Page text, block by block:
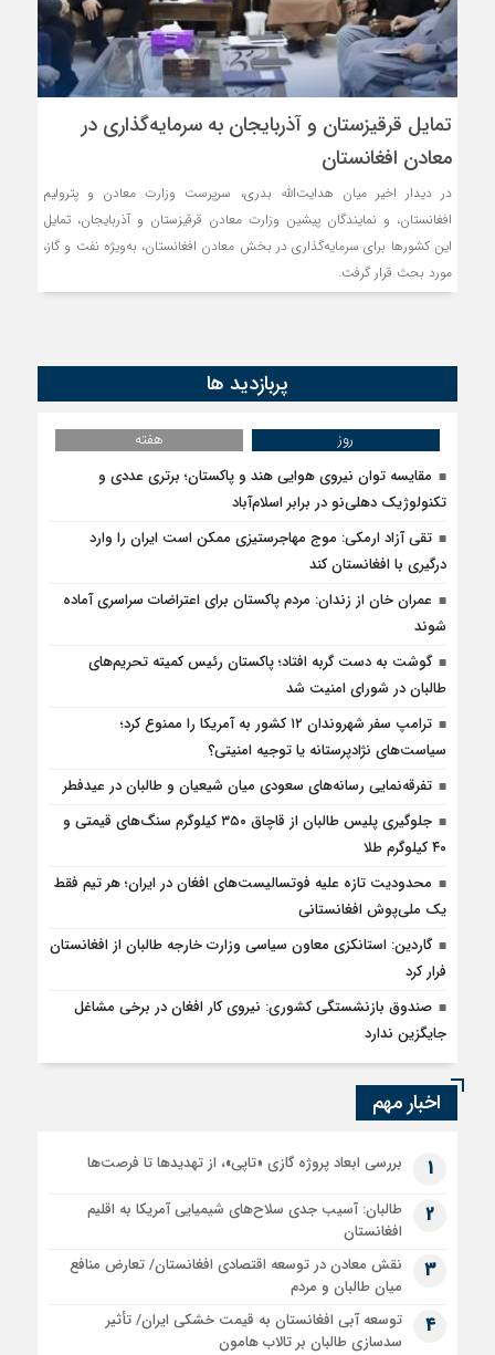
تمایل قرقیزستان و آذربایجان به سرمایه‌گذاری در
معادن افغانستان
در دیدار اخیر میان هدایت‌الله بدری، سرپرست وزارت معادن و پترولیم
افغانستان، و نمایندگان پیشین وزارت معادن قرقیزستان و آذربایجان، تمایل
این کشورها برای سرمایه‌گذاری در بخش معادن افغانستان، به‌ویژه نفت و گاز،
مورد بحث قرار گرفت.
پربازدید ها
روز
هفته
مقایسه توان نیروی هوایی هند و پاکستان؛ برتری عددی و
تکنولوژیک دهلی‌نو در برابر اسلام‌آباد
تقی آزاد ارمکی: موج مهاجرستیزی ممکن است ایران را وارد
درگیری با افغانستان کند
عمران خان از زندان: مردم پاکستان برای اعتراضات سراسری آماده
شوند
گوشت به دست گربه افتاد؛ پاکستان رئیس کمیته تحریم‌های
طالبان در شورای امنیت شد
ترامپ سفر شهروندان ۱۲ کشور به آمریکا را ممنوع کرد؛
سیاست‌های نژادپرستانه یا توجیه امنیتی؟
تفرقه‌نمایی رسانه‌های سعودی میان شیعیان و طالبان در عیدفطر
جلوگیری پلیس طالبان از قاچاق ۳۵۰ کیلوگرم سنگ‌های قیمتی و
۴۰ کیلوگرم طلا
محدودیت تازه علیه فوتسالیست‌های افغان در ایران؛ هر تیم فقط
یک ملی‌پوش افغانستانی
گاردین: استانکزی معاون سیاسی وزارت خارجه طالبان از افغانستان
فرار کرد
صندوق بازنشستگی کشوری: نیروی کار افغان در برخی مشاغل
جایگزین ندارد
اخبار مهم
1 بررسی ابعاد پروژه گازی «تاپی»، از تهدیدها تا فرصت‌ها
2
طالبان: آسیب جدی سلاح‌های شیمیایی آمریکا به اقلیم
افغانستان
3
نقش معادن در توسعه اقتصادی افغانستان/ تعارض منافع
میان طالبان و مردم
4
توسعه آبی افغانستان به قیمت خشکی ایران/ تأثیر
سدسازی طالبان بر تالاب هامون